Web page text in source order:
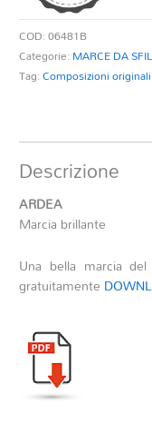
COD:06481B
Categorie: MARCE DA
Tag:Composizioni originali
Descrizione
ARDEA
Marcia brillante
Una bella marcia
gratuitamente